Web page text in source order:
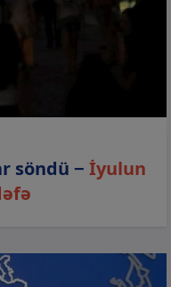
söndü − İyulun